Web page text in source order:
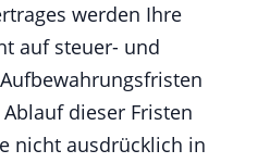
werden Ihre
auf steuer- und
dieser Fristen
nicht ausdrücklich in